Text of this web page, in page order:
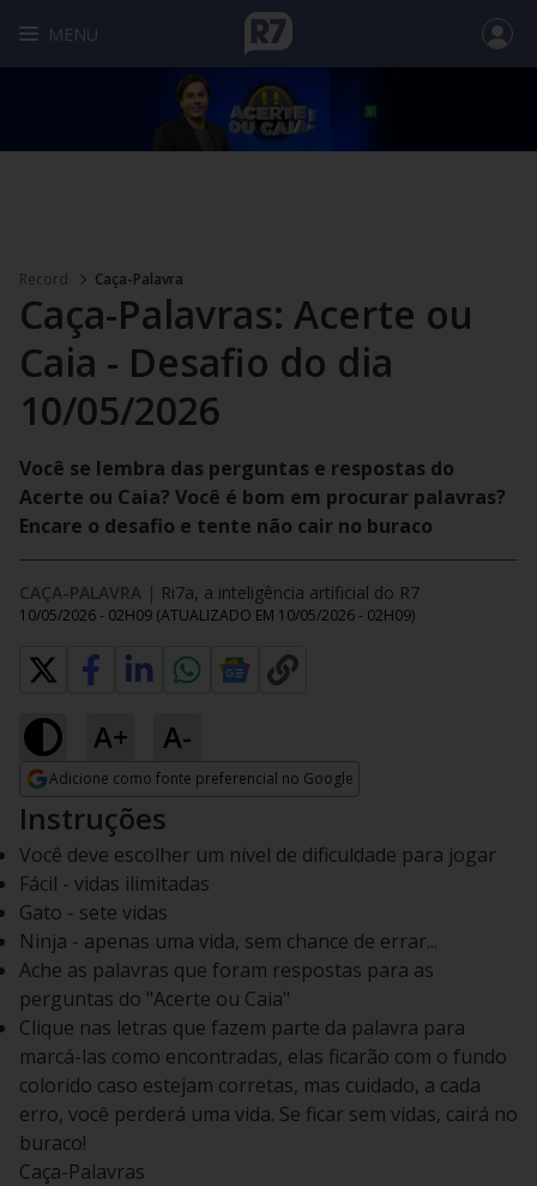
MENU
Record Caça-Palavra
Caça-Palavras: Acerte ou
Caia - Desafio do dia
10/05/2026
Você se lembra das perguntas e respostas do
Acerte ou Caia? Você é bom em procurar palavras?
Encare o desafio e tente não cair no buraco
CAÇA-PALAVRA | Ri7a, a inteligência artificial do R7
10/05/2026 - 02H09 (ATUALIZADO EM 10/05/2026 - 02H09)
A+ A-
Adicione como fonte preferencial no Google
Opens in new window
Instruções
Você deve escolher um nível de dificuldade para jogar
Fácil - vidas ilimitadas
Gato - sete vidas
Ninja - apenas uma vida, sem chance de errar...
Ache as palavras que foram respostas para as
perguntas do "Acerte ou Caia"
Clique nas letras que fazem parte da palavra para
marcá-las como encontradas, elas ficarão com o fundo
colorido caso estejam corretas, mas cuidado, a cada
erro, você perderá uma vida. Se ficar sem vidas, cairá no
buraco!
Caça-Palavras